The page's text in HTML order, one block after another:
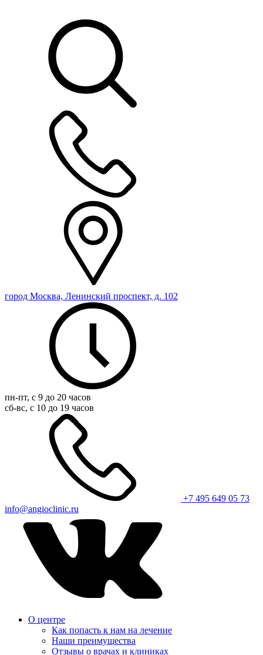
город Москва, Ленинский проспект, д. 102
пн-пт, с 9 до 20 часов
сб-вс, с 10 до 19 часов
+7 495 649 05 73
info@angioclinic.ru
О центре
Как попасть к нам на лечение
Наши преимущества
Отзывы о врачах и клиниках